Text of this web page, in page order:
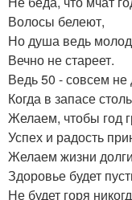
Волосы белеют,
Но душа ведь
Вечно не стареет.
Ведь 50 - совсем не
Когда в запасе
Желаем, чтобы год
Успех и радость
Желаем жизни
Здоровье будет
Не будет горя